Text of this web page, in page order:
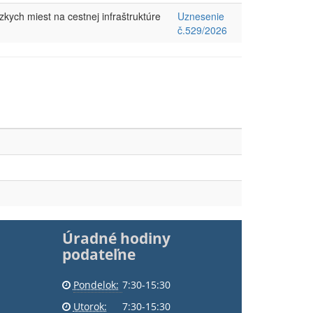
miest na cestnej infraštruktúre
Uznesenie
č.529/2026
Úradné hodiny
podateľne
Pondelok: 7:30-15:30
Utorok:
7:30-15:30